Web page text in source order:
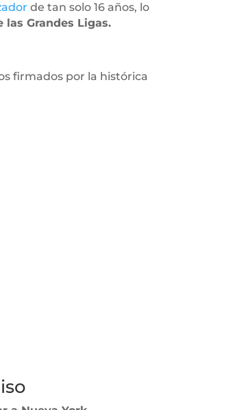
de tan solo 16 años, lo
Grandes Ligas.
firmados por la histórica